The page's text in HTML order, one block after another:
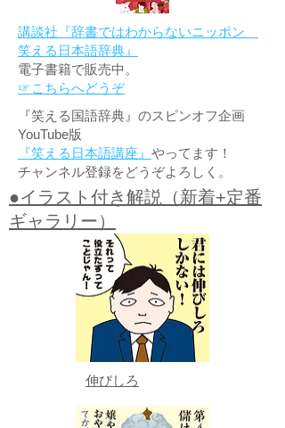
講談社『辞書ではわからないニッポン
笑える日本語辞典』
電子書籍で販売中。
☞こちらへどうぞ
『笑える国語辞典』のスピンオフ企画
YouTube版
『笑える日本語講座』 やってます！
チャンネル登録をどうぞよろしく。
●イラスト付き解説（新着+定番
ギャラリー）
伸びしろ